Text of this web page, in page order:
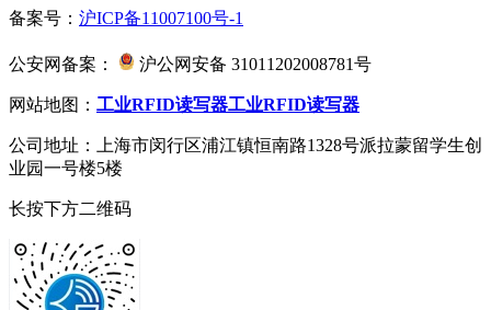
备案号： 沪ICP备11007100号-1
公安网备案： 沪公网安备 31011202008781号
网站地图： 工业RFID读写器工业RFID读写器
公司地址：上海市闵行区浦江镇恒南路1328号派拉蒙留学生创
业园一号楼5楼
长按下方二维码